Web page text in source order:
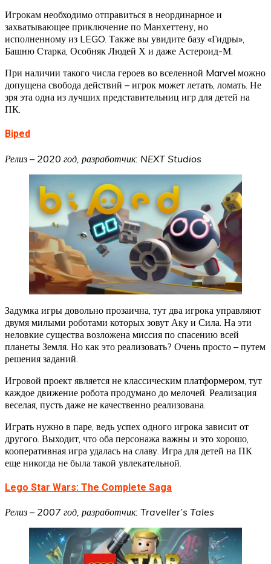
Игрокам необходимо отправиться в неординарное и
захватывающее приключение по Манхеттену, но
исполненному из LEGO. Также вы увидите базу «Гидры»,
Башню Старка, Особняк Людей Х и даже Астероид-М.
При наличии такого числа героев во вселенной Marvel можно
допущена свобода действий – игрок может летать, ломать. Не
зря эта одна из лучших представительниц игр для детей на
ПК.
Biped
Релиз – 2020 год, разработчик: NEXT Studios
Задумка игры довольно прозаична, тут два игрока управляют
двумя милыми роботами которых зовут Аку и Сила. На эти
неловкие существа возложена миссия по спасению всей
планеты Земля. Но как это реализовать? Очень просто – путем
решения заданий.
Игровой проект является не классическим платформером, тут
каждое движение робота продумано до мелочей. Реализация
веселая, пусть даже не качественно реализована.
Играть нужно в паре, ведь успех одного игрока зависит от
другого. Выходит, что оба персонажа важны и это хорошо,
кооперативная игра удалась на славу. Игра для детей на ПК
еще никогда не была такой увлекательной.
Lego Star Wars: The Complete Saga
Релиз – 2007 год, разработчик: Traveller’s Tales